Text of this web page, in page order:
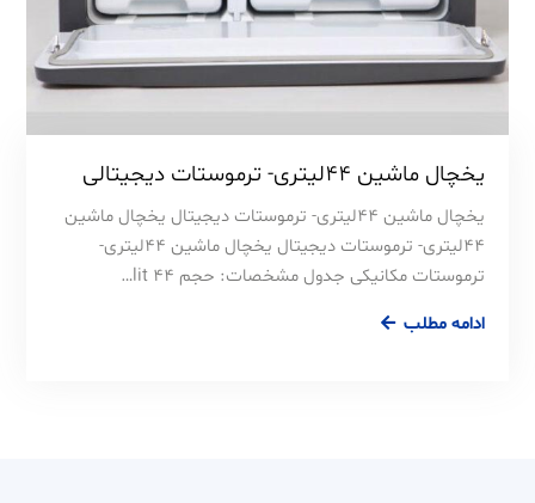
یخچال ماشین 44لیتری- ترموستات دیجیتالی
یخچال ماشین 44لیتری- ترموستات دیجیتال یخچال ماشین
44لیتری- ترموستات دیجیتال یخچال ماشین 44لیتری-
ترموستات مکانیکی جدول مشخصات: حجم 44 lit…
ادامه مطلب